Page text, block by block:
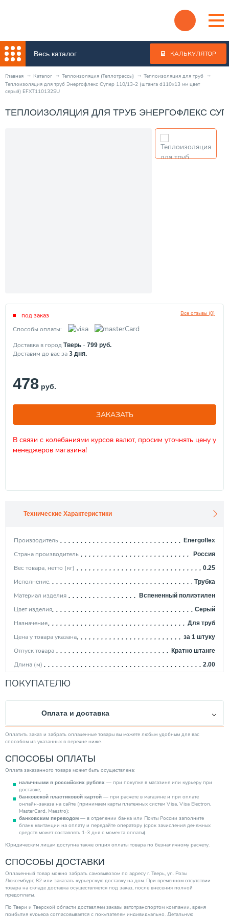
Весь каталог КАЛЬКУЛЯТОР
Главная Каталог Теплоизоляция (Теплотрассы)
Теплоизоляция для труб
Теплоизоляция для труб Энергофлекс Супер 110/13-2 (штанга d110x13 мм цвет
серый) EFXT110132SU
ТЕПЛОИЗОЛЯЦИЯ ДЛЯ ТРУБ ЭНЕРГОФЛЕКС
Все отзывы (0)
под заказ
Способы оплаты:
Доставка в город Тверь - 799 руб.
Доставим до вас за 3 дня.
478 руб.
ЗАКАЗАТЬ
В связи с колебаниями курсов валют, просим уточнять цену у
менеджеров магазина!
Технические Характеристики
Производитель Energoflex
Страна производитель Россия
Вес товара, нетто (кг) 0.25
Исполнение Трубка
Материал изделия Вспененный полиэтилен
Цвет изделия Серый
Назначение Для труб
Цена у товара указана за 1 штуку
Отпуск товара Кратно штанге
Длина (м) 2.00
Толщина стенки (мм)
Шумопоглащающие свойства
Категория Теплоизоляция (Теплотрассы)
ПОКУПАТЕЛЮ
Оплата и доставка
Оплатить заказ и забрать оплаченные товары вы можете любым удобным для вас
способом из указанных в перечне ниже.
СПОСОБЫ ОПЛАТЫ
Оплата заказанного товара может быть осуществлена:
наличными в российских рублях — при покупке в магазине или курьеру при
доставке;
банковской пластиковой картой — при расчете в магазине и при оплате
онлайн-заказа на сайте (принимаем карты платежных систем Visa, Visa Electron,
MasterCard, Maestro);
банковским переводом — в отделении банка или Почты России заполните
бланк квитанции на оплату и передайте оператору (срок зачисления денежных
средств может составлять 1-3 дня с момента оплаты).
Юридическим лицам доступна также опция оплаты товара по безналичному расчету.
СПОСОБЫ ДОСТАВКИ
Оплаченный товар можно забрать самовывозом по адресу г. Тверь, ул. Розы
Люксембург, 82 или заказать курьерскую доставку на дом. При временном отсутствии
товара на складе доставка осуществляется под заказ, после внесения полной
предоплаты.
По Твери и Тверской области доставляем заказы автотранспортом компании, время
прибытия курьера согласовывается с покупателем индивидуально. Детальную